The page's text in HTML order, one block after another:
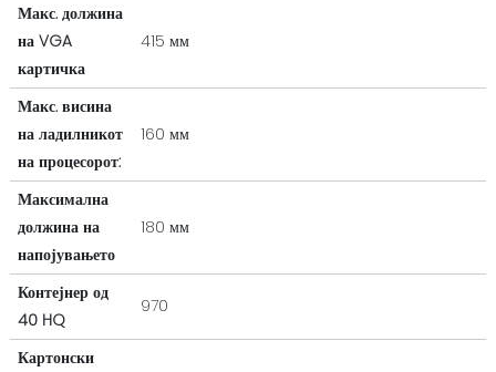
Макс. должина
на VGA
картичка
415 мм
Макс. висина
на ладилникот
на процесорот:
160 мм
Максимална
должина на
напојувањето
180 мм
Контејнер од
40 HQ
970
Картонски